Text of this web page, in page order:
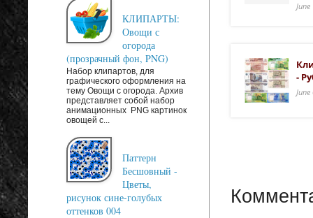
-
КЛИПАРТЫ:
Овощи с
огорода
(прозрачный фон, PNG)
Набор клипартов, для
графического оформления на
тему Овощи с огорода. Архив
представляет собой набор
анимационных PNG картинок
овощей с...
Паттерн
Бесшовный -
Цветы,
рисунок сине-голубых
оттенков 004